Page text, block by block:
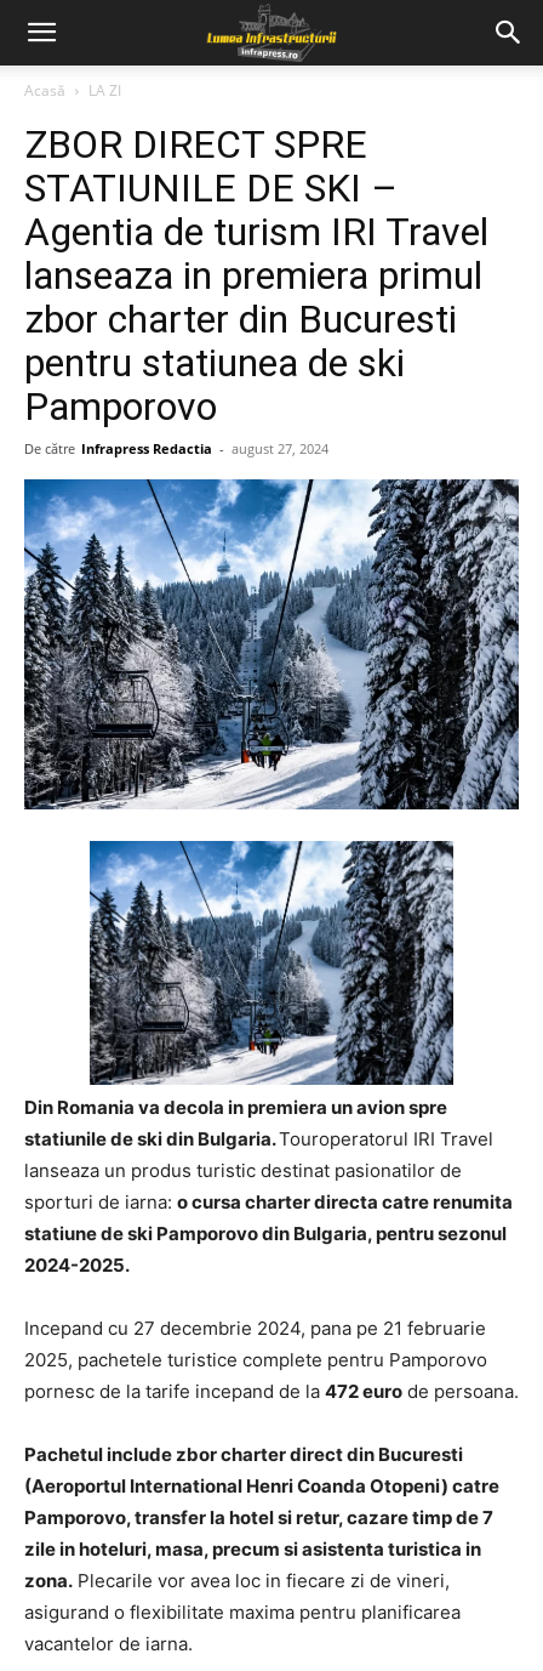
Acasă LA ZI
ZBOR DIRECT SPRE
STATIUNILE DE SKI –
Agentia de turism IRI Travel
lanseaza in premiera primul
zbor charter din Bucuresti
pentru statiunea de ski
Pamporovo
De către Infrapress Redactia - august 27, 2024
Din Romania va decola in premiera un avion spre
statiunile de ski din Bulgaria.Touroperatorul IRI Travel
lanseaza un produs turistic destinat pasionatilor de
sporturi de iarna: o cursa charter directa catre renumita
statiune de ski Pamporovo din Bulgaria, pentru sezonul
2024-2025.
Incepand cu 27 decembrie 2024, pana pe 21 februarie
2025, pachetele turistice complete pentru Pamporovo
pornesc de la tarife incepand de la 472 euro de persoana.
Pachetul include zbor charter direct din Bucuresti
(Aeroportul International Henri Coanda Otopeni) catre
Pamporovo, transfer la hotel si retur, cazare timp de 7
zile in hoteluri, masa, precum si asistenta turistica in
zona. Plecarile vor avea loc in fiecare zi de vineri,
asigurand o flexibilitate maxima pentru planificarea
vacantelor de iarna.